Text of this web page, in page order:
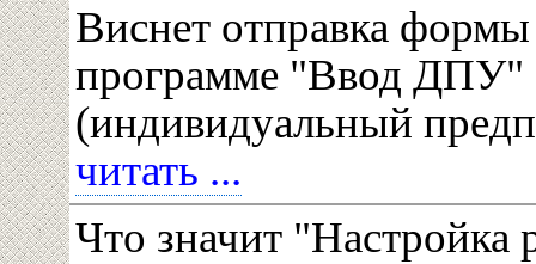
Виснет отправка
программе "Ввод ДПУ"
(индивидуальный
читать ...
Что значит "Настройка